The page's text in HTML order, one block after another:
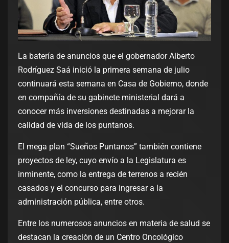
La batería de anuncios que el gobernador Alberto
Rodríguez Saá inició la primera semana de julio
continuará esta semana en Casa de Gobierno, donde
en compañía de su gabinete ministerial dará a
conocer más inversiones destinadas a mejorar la
calidad de vida de los puntanos.
El mega plan “Sueños Puntanos” también contiene
proyectos de ley, cuyo envío a la Legislatura es
inminente, como la entrega de terrenos a recién
casados y el concurso para ingresar a la
administración pública, entre otros.
Entre los numerosos anuncios en materia de salud se
destacan la creación de un Centro Oncológico